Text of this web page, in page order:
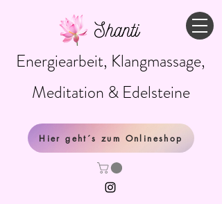
Shanti
Energiearbeit, Klangmassage,
Meditation & Edelsteine
Hier geht´s zum Onlineshop